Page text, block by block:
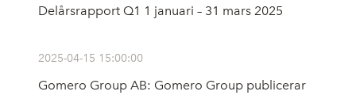
Delårsrapport Q1 1 januari – 31 mars 2025
2025-04-15 15:00:00
Gomero Group AB: Gomero Group publicerar